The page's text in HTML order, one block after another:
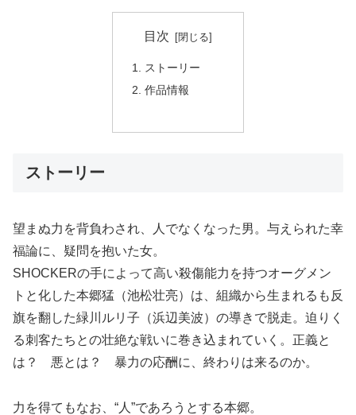
目次
ストーリー
作品情報
ストーリー
望まぬ力を背負わされ、人でなくなった男。与えられた幸
福論に、疑問を抱いた女。
SHOCKERの手によって高い殺傷能力を持つオーグメン
トと化した本郷猛（池松壮亮）は、組織から生まれるも反
旗を翻した緑川ルリ子（浜辺美波）の導きで脱走。迫りく
る刺客たちとの壮絶な戦いに巻き込まれていく。正義と
は？ 悪とは？ 暴力の応酬に、終わりは来るのか。
力を得てもなお、“人”であろうとする本郷。